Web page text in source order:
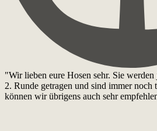
"Wir lieben eure Hosen sehr. Sie
2. Runde getragen und sind immer noch
können wir übrigens auch sehr